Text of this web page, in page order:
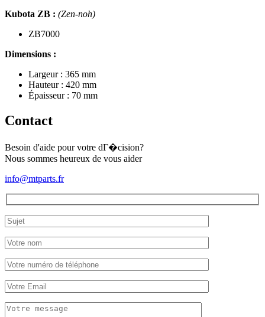
Kubota ZB : (Zen-noh)
ZB7000
Dimensions :
Largeur : 365 mm
Hauteur : 420 mm
Épaisseur : 70 mm
Contact
Besoin d'aide pour votre dГ�cision?
Nous sommes heureux de vous aider
info@mtparts.fr